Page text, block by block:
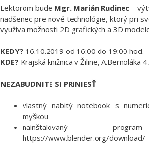
Lektorom bude Mgr. Marián Rudinec –
nadšenec pre nové technológie, ktorý pri
využíva možnosti 2D grafických a 3D
KEDY? 16.10.2019 od 16:00 do 19:00 hod.
KDE? Krajská knižnica v Žiline, A.Bernoláka
NEZABUDNITE SI PRINIESŤ
vlastný nabitý notebook s
myškou
nainštalovaný
https://www.blender.org/download/